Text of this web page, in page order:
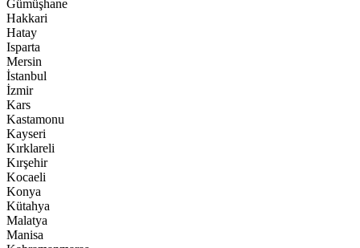
Gümüşhane
Hakkari
Hatay
Isparta
Mersin
İstanbul
İzmir
Kars
Kastamonu
Kayseri
Kırklareli
Kırşehir
Kocaeli
Konya
Kütahya
Malatya
Manisa